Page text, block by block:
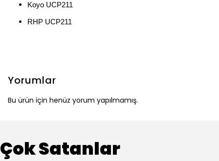
Koyo UCP211
RHP UCP211
Yorumlar
Bu ürün için henüz yorum yapılmamış.
Çok Satanlar